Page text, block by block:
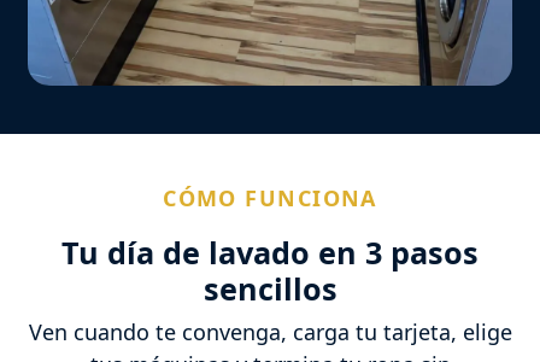
CÓMO FUNCIONA
Tu día de lavado en 3 pasos
sencillos
Ven cuando te convenga, carga tu tarjeta, elige